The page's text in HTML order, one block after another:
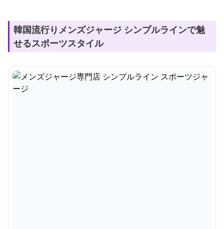
韓国流行りメンズジャージ シンプルラインで魅
せるスポーツスタイル